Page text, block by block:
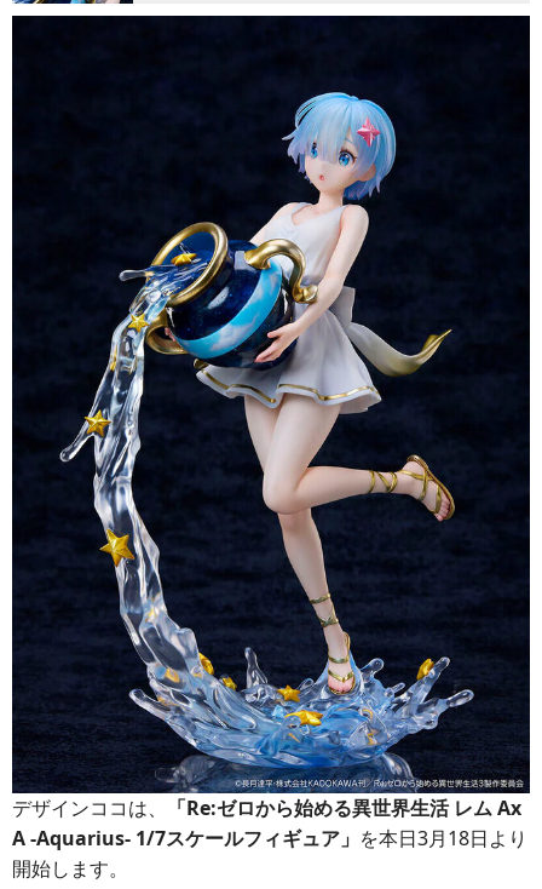
デザインココは、
「Re:ゼロから始める異世界生活 レム Ax
A -Aquarius- 1/7スケールフィギュア」 を本日3月18日より
開始します。